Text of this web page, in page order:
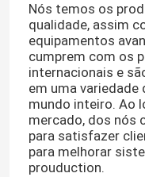
Nós temos os
qualidade, assim
equipamentos
cumprem com os
internacionais e
em uma
mundo inteiro. Ao
mercado, dos nós
para satisfazer
para melhorar
prouduction.